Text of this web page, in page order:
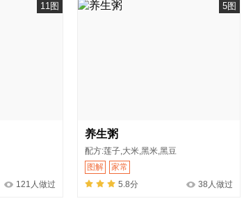
11图
121人做过
5图
养生粥
配方:莲子,大米,黑米,黑豆
图解
家常
5.8分
38人做过